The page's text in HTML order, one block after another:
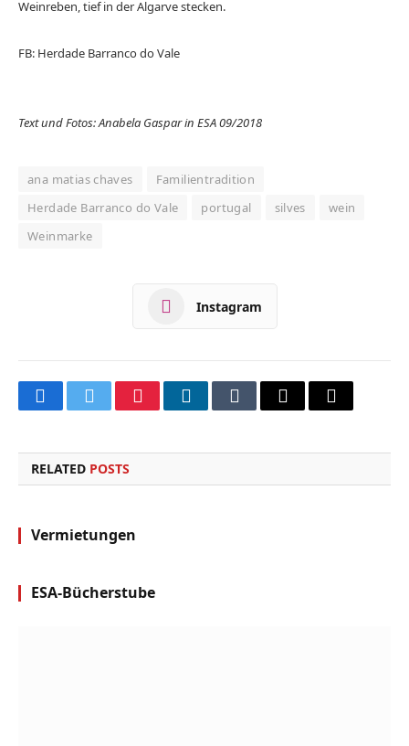
Weinreben, tief in der Algarve stecken.
FB: Herdade Barranco do Vale
Text und Fotos: Anabela Gaspar in ESA 09/2018
ana matias chaves
Familientradition
Herdade Barranco do Vale
portugal silves
wein
Weinmarke
Instagram
FacebookTwitterPinterestLinkedInTumblrEmail
Copy
RELATED POSTS
Vermietungen
ESA-Bücherstube